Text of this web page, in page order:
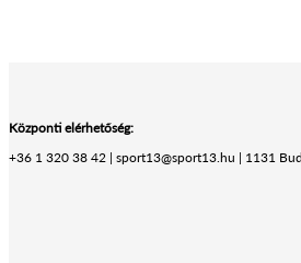
Központi elérhetőség:
+36 1 320 38 42 | sport13@sport13.hu | 1131